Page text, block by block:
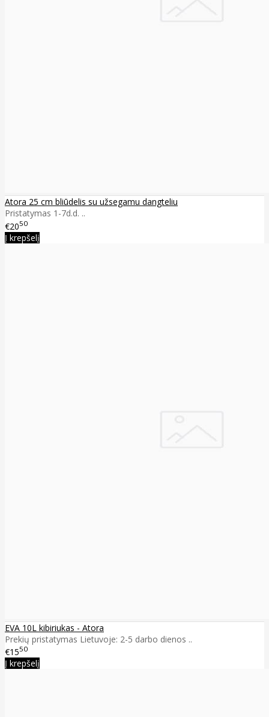
Atora 25 cm bliūdelis su užsegamu dangteliu
Pristatymas 1-7d.d. ..
€2050
Į krepšelį
EVA 10L kibiriukas - Atora
Prekių pristatymas Lietuvoje: 2-5 darbo dienos ..
€1550
Į krepšelį